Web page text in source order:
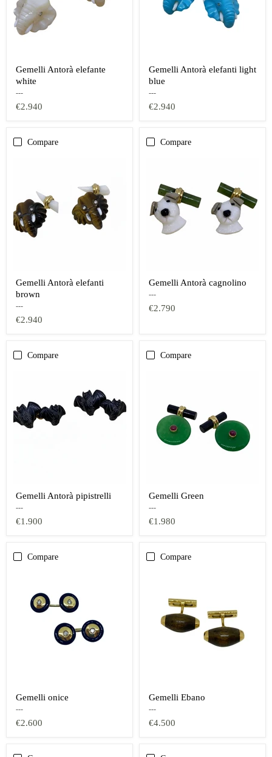
Gemelli Antorà elefante
white
---
€2.940
Gemelli Antorà elefanti light
blue
---
€2.940
Compare
Gemelli Antorà elefanti
brown
---
€2.940
Compare
Gemelli Antorà cagnolino
---
€2.790
Compare
Gemelli Antorà pipistrelli
---
€1.900
Compare
Gemelli Green
---
€1.980
Compare
Gemelli onice
---
€2.600
Compare
Gemelli Ebano
---
€4.500